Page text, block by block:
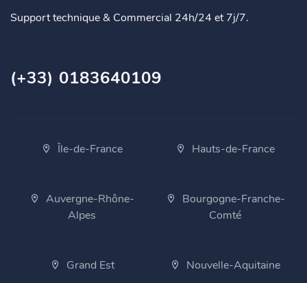
Support technique & Commercial 24h/24 et 7j/7.
(+33) 0183640109
Île-de-France Hauts-de-France
Auvergne-Rhône-
Alpes
Bourgogne-Franche-
Comté
Grand Est Nouvelle-Aquitaine